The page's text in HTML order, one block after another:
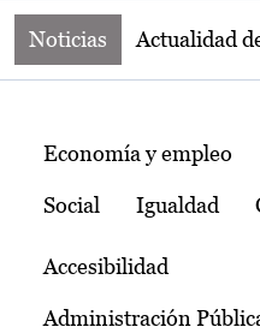
Noticias Actualidad
Temas
Economía y empleo
Social Igualdad
Accesibilidad
Administración